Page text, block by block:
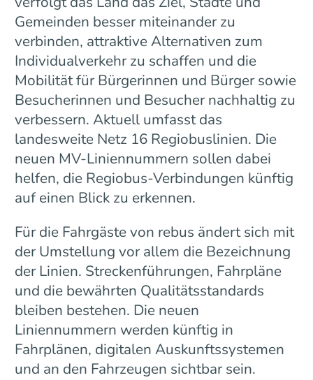
Gemeinden besser miteinander zu
verbinden, attraktive Alternativen zum
Individualverkehr zu schaffen und die
Mobilität für Bürgerinnen und Bürger sowie
Besucherinnen und Besucher nachhaltig zu
verbessern. Aktuell umfasst das
landesweite Netz 16 Regiobuslinien. Die
neuen MV-Liniennummern sollen dabei
helfen, die Regiobus-Verbindungen künftig
auf einen Blick zu erkennen.
Für die Fahrgäste von rebus ändert sich mit
der Umstellung vor allem die Bezeichnung
der Linien. Streckenführungen, Fahrpläne
und die bewährten Qualitätsstandards
bleiben bestehen. Die neuen
Liniennummern werden künftig in
Fahrplänen, digitalen Auskunftssystemen
und an den Fahrzeugen sichtbar sein.